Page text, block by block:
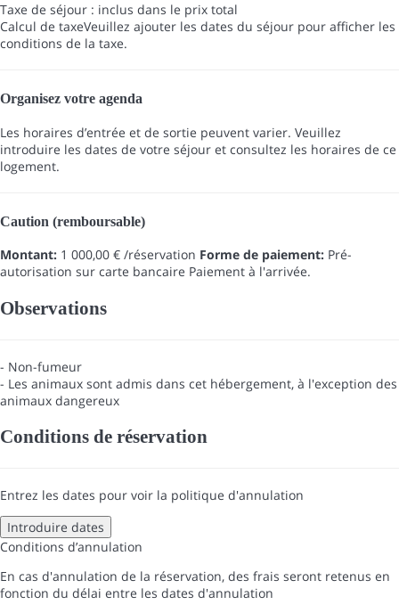
Taxe de séjour : inclus dans le prix total
Calcul de taxeVeuillez ajouter les dates du séjour pour afficher les
conditions de la taxe.
Organisez votre agenda
Les horaires d’entrée et de sortie peuvent varier. Veuillez
introduire les dates de votre séjour et consultez les horaires de ce
logement.
Caution (remboursable)
Montant: 1 000,00 € /réservation Forme de paiement: Pré-
autorisation sur carte bancaire Paiement à l'arrivée.
Observations
- Non-fumeur
- Les animaux sont admis dans cet hébergement, à l'exception des
animaux dangereux
Conditions de réservation
Entrez les dates pour voir la politique d'annulation
Introduire dates
Conditions d’annulation
En cas d'annulation de la réservation, des frais seront retenus en
fonction du délai entre les dates d'annulation